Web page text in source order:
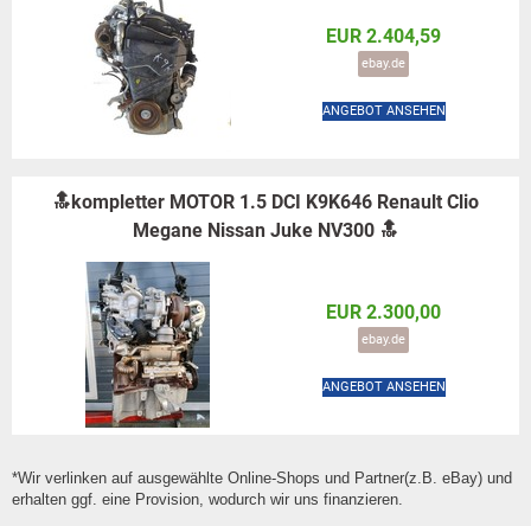
EUR 2.404,59
ebay.de
ANGEBOT ANSEHEN
🔝kompletter MOTOR 1.5 DCI K9K646 Renault Clio
Megane Nissan Juke NV300 🔝
EUR 2.300,00
ebay.de
ANGEBOT ANSEHEN
*Wir verlinken auf ausgewählte Online-Shops und Partner(z.B. eBay) und
erhalten ggf. eine Provision, wodurch wir uns finanzieren.